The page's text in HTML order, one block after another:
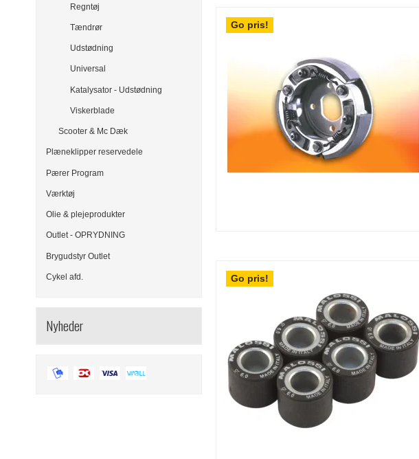
Regntøj
Tændrør
Udstødning
Universal
Katalysator - Udstødning
Viskerblade
Scooter & Mc Dæk
Plæneklipper reservedele
Pærer Program
Værktøj
Olie & plejeprodukter
Outlet - OPRYDNING
Brygudstyr Outlet
Cykel afd.
Nyheder
Go pris!
Go pris!